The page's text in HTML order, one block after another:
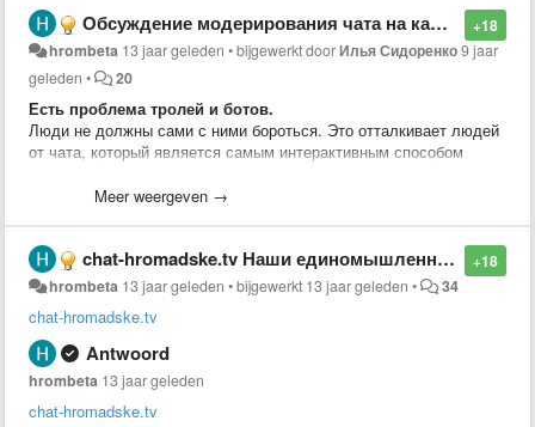
+18
Обсуждение модерирования чата на канале youtube.
hrombeta 13 jaar geleden •bijgewerkt doorИлья Сидоренко9 jaar
geleden • 20
Есть проблема тролей и ботов.
Люди не должны сами с ними бороться. Это отталкивает людей
от чата, который является самым интерактивным способом
того иммено его состояниеоказывает значительное влияние на
Троли и боты пытаются "розсеять толпу".
Розсеим их первыми!
Со своей стороны пердлагаю организацию площадки, которая на
основе IT сообщества объединит волонтёров готовых
самоорганизоваться и оказать посильную
помощь(hromadsketvbeta.userecho.com
дневных эфиров на отдельные ролики до разноплановой IT
Meer weergeven →
+18
chat-hromadske.tv Наши единомышленники. Рекомендую!
hrombeta 13 jaar geleden •bijgewerkt 13 jaar geleden • 34
chat-hromadske.tv
Antwoord
hrombeta 13 jaar geleden
chat-hromadske.tv